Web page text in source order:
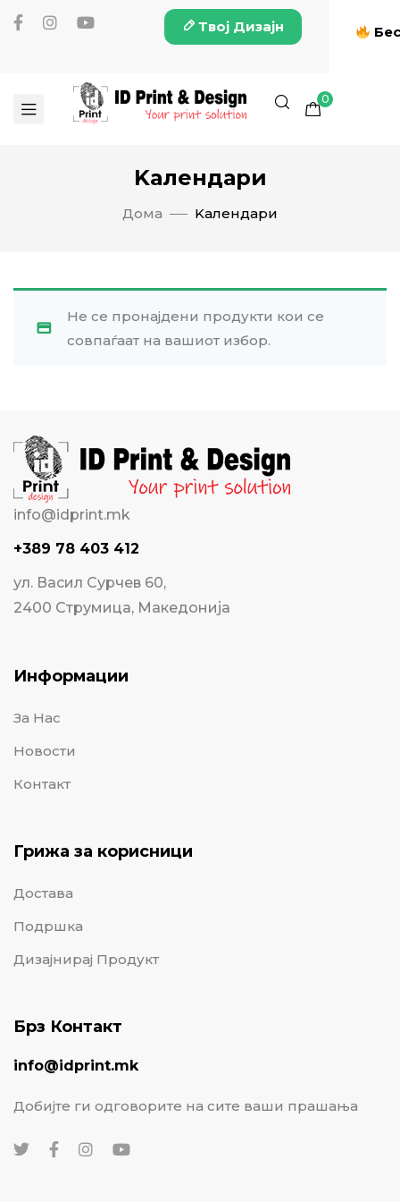
Твој Дизајн
0
Kалендари
Дома Kалендари
Не се пронајдени продукти кои се
совпаѓаат на вашиот избор.
info@idprint.mk
+389 78 403 412
ул. Васил Сурчев 60,
2400 Струмица, Македонија
Информации
За Нас
Новости
Контакт
Грижа за корисници
Достава
Подршка
Дизајнирај Продукт
Брз Контакт
info@idprint.mk
Добијте ги одговорите на сите ваши прашања